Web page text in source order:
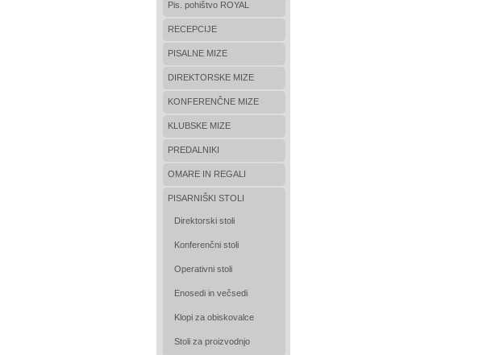
Pis. pohištvo ROYAL
RECEPCIJE
PISALNE MIZE
DIREKTORSKE MIZE
KONFERENČNE MIZE
KLUBSKE MIZE
PREDALNIKI
OMARE IN REGALI
PISARNIŠKI STOLI
Direktorski stoli
Konferenčni stoli
Operativni stoli
Enosedi in večsedi
Klopi za obiskovalce
Stoli za proizvodnjo